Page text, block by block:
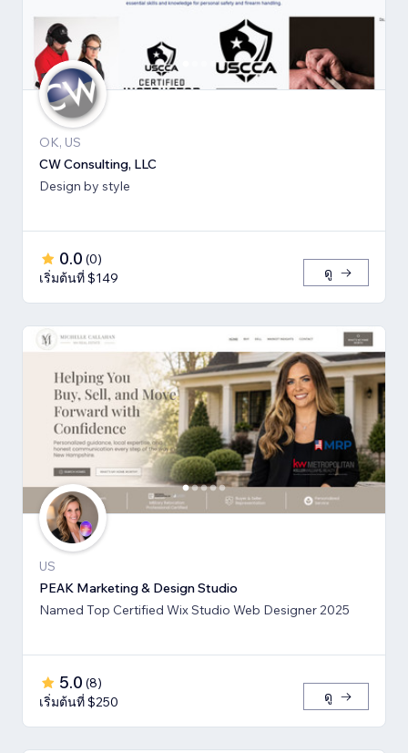
OK, US
CW Consulting, LLC
Design by style
0.0 (0)
เริ่มต้นที่ $149
ดู
US
PEAK Marketing & Design Studio
Named Top Certified Wix Studio Web Designer 2025
5.0 (8)
เริ่มต้นที่ $250
ดู